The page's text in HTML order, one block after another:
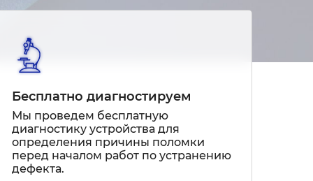
Бесплатно диагностируем
Мы проведем бесплатную
диагностику устройства для
определения причины поломки
перед началом работ по устранению
дефекта.